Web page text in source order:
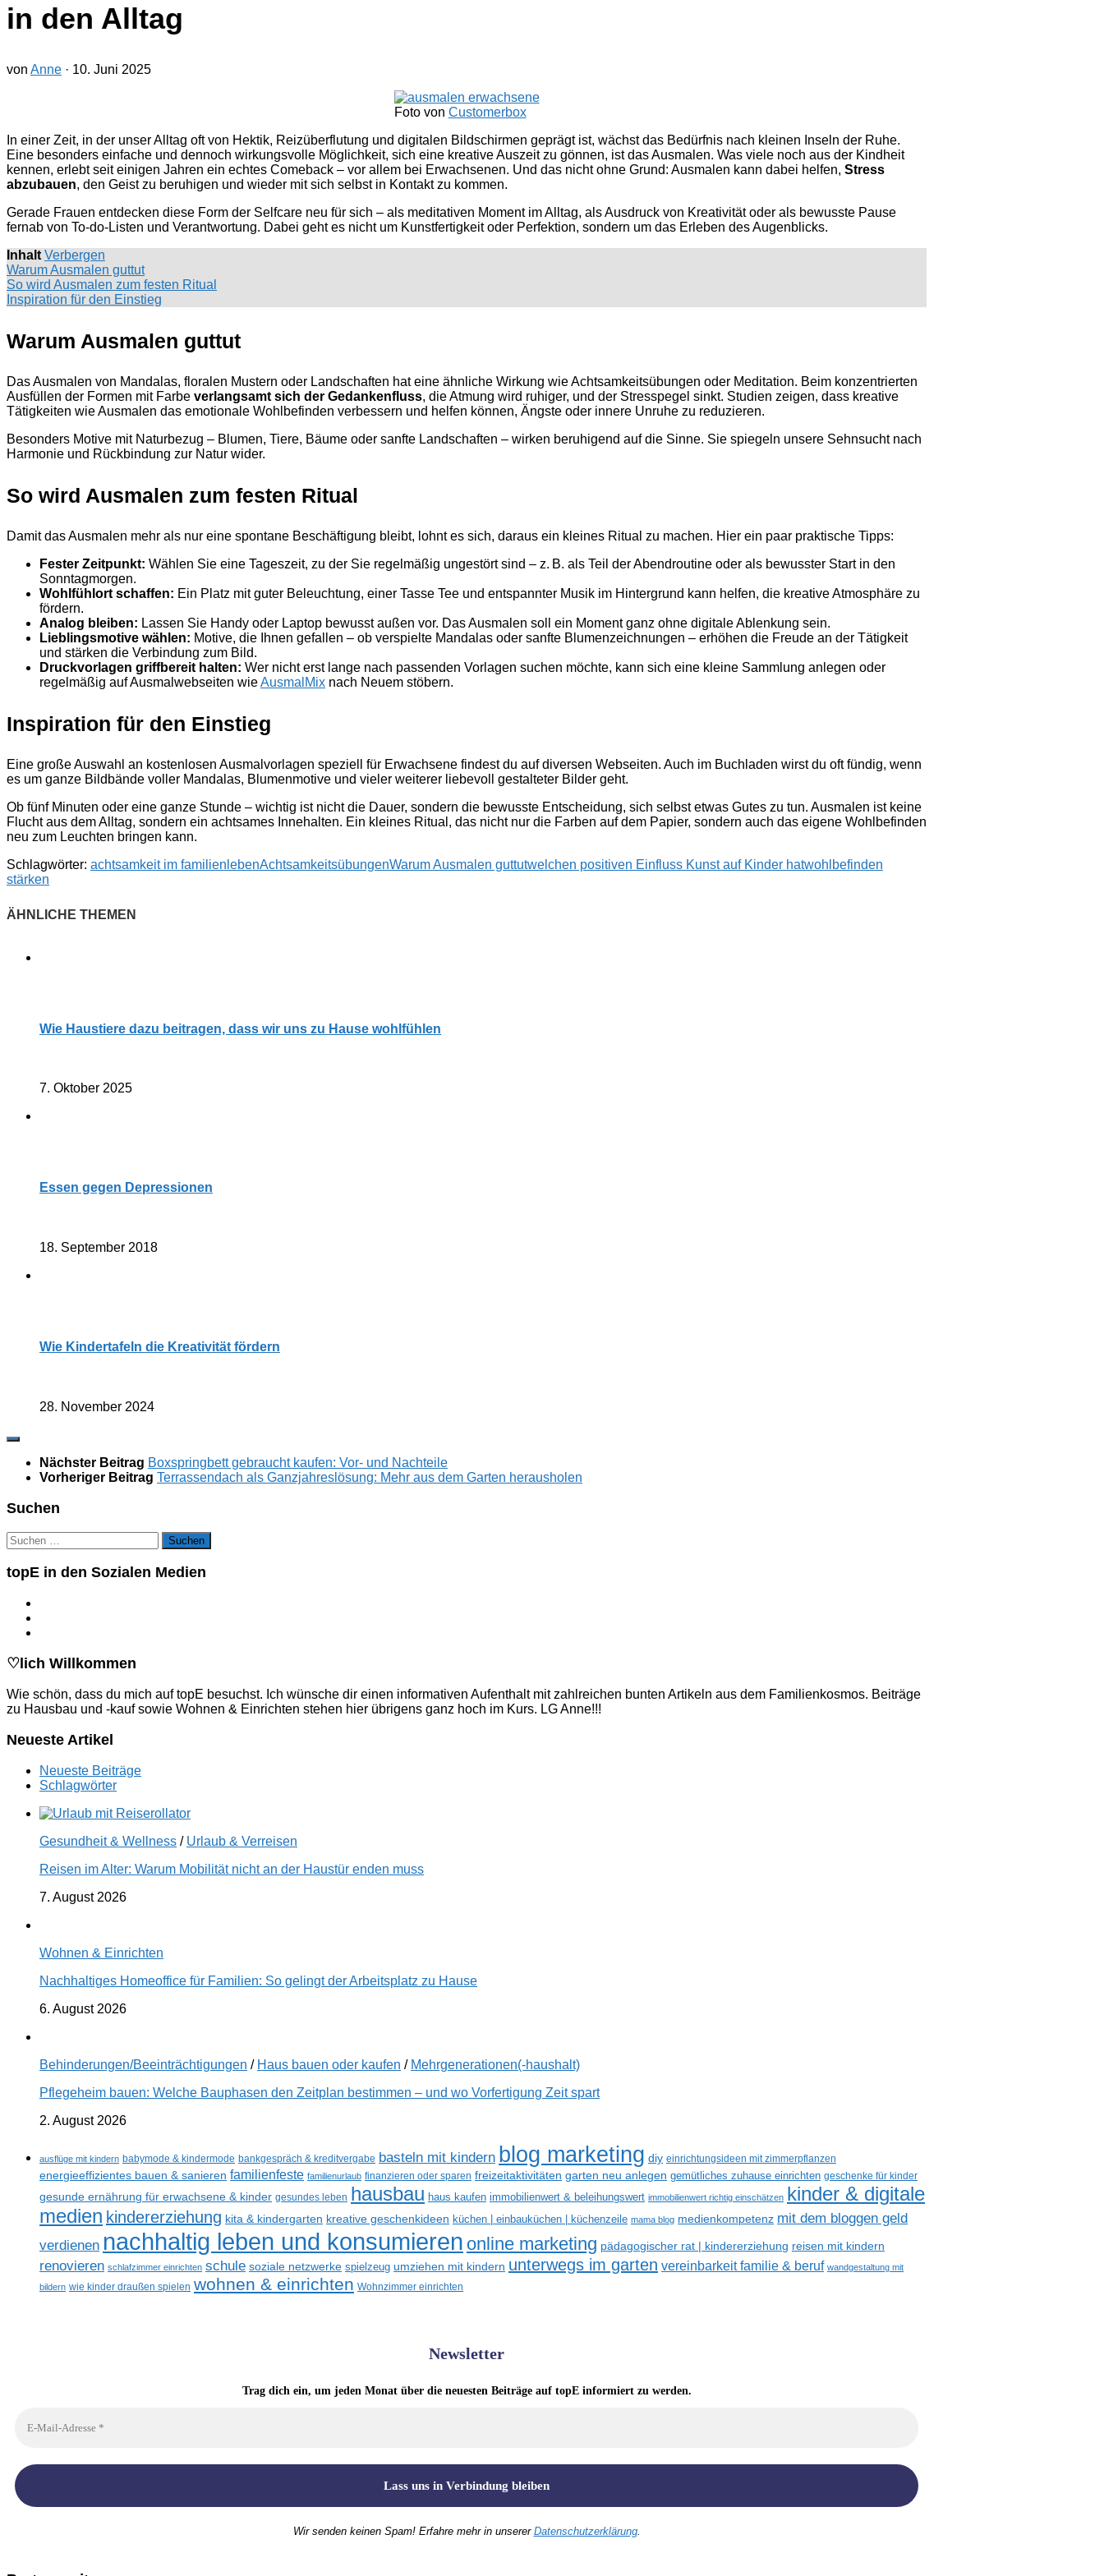
in den Alltag
von Anne · 10. Juni 2025
Foto von Customerbox
In einer Zeit, in der unser Alltag oft von Hektik, Reizüberflutung und digitalen Bildschirmen geprägt ist, wächst das Bedürfnis nach kleinen Inseln der Ruhe.
Eine besonders einfache und dennoch wirkungsvolle Möglichkeit, sich eine kreative Auszeit zu gönnen, ist das Ausmalen. Was viele noch aus der Kindheit
kennen, erlebt seit einigen Jahren ein echtes Comeback – vor allem bei Erwachsenen. Und das nicht ohne Grund: Ausmalen kann dabei helfen, Stress
abzubauen, den Geist zu beruhigen und wieder mit sich selbst in Kontakt zu kommen.
Gerade Frauen entdecken diese Form der Selfcare neu für sich – als meditativen Moment im Alltag, als Ausdruck von Kreativität oder als bewusste Pause
fernab von To-do-Listen und Verantwortung. Dabei geht es nicht um Kunstfertigkeit oder Perfektion, sondern um das Erleben des Augenblicks.
Inhalt Verbergen
Warum Ausmalen guttut
So wird Ausmalen zum festen Ritual
Inspiration für den Einstieg
Warum Ausmalen guttut
Das Ausmalen von Mandalas, floralen Mustern oder Landschaften hat eine ähnliche Wirkung wie Achtsamkeitsübungen oder Meditation. Beim konzentrierten
Ausfüllen der Formen mit Farbe verlangsamt sich der Gedankenfluss, die Atmung wird ruhiger, und der Stresspegel sinkt. Studien zeigen, dass kreative
Tätigkeiten wie Ausmalen das emotionale Wohlbefinden verbessern und helfen können, Ängste oder innere Unruhe zu reduzieren.
Besonders Motive mit Naturbezug – Blumen, Tiere, Bäume oder sanfte Landschaften – wirken beruhigend auf die Sinne. Sie spiegeln unsere Sehnsucht nach
Harmonie und Rückbindung zur Natur wider.
So wird Ausmalen zum festen Ritual
Damit das Ausmalen mehr als nur eine spontane Beschäftigung bleibt, lohnt es sich, daraus ein kleines Ritual zu machen. Hier ein paar praktische Tipps:
Fester Zeitpunkt: Wählen Sie eine Tageszeit, zu der Sie regelmäßig ungestört sind – z. B. als Teil der Abendroutine oder als bewusster Start in den
Sonntagmorgen.
Wohlfühlort schaffen: Ein Platz mit guter Beleuchtung, einer Tasse Tee und entspannter Musik im Hintergrund kann helfen, die kreative Atmosphäre zu
fördern.
Analog bleiben: Lassen Sie Handy oder Laptop bewusst außen vor. Das Ausmalen soll ein Moment ganz ohne digitale Ablenkung sein.
Lieblingsmotive wählen: Motive, die Ihnen gefallen – ob verspielte Mandalas oder sanfte Blumenzeichnungen – erhöhen die Freude an der Tätigkeit
und stärken die Verbindung zum Bild.
Druckvorlagen griffbereit halten: Wer nicht erst lange nach passenden Vorlagen suchen möchte, kann sich eine kleine Sammlung anlegen oder
regelmäßig auf Ausmalwebseiten wieAusmalMix nach Neuem stöbern.
Inspiration für den Einstieg
Eine große Auswahl an kostenlosen Ausmalvorlagen speziell für Erwachsene findest du auf diversen Webseiten. Auch im Buchladen wirst du oft fündig, wenn
es um ganze Bildbände voller Mandalas, Blumenmotive und vieler weiterer liebevoll gestalteter Bilder geht.
Ob fünf Minuten oder eine ganze Stunde – wichtig ist nicht die Dauer, sondern die bewusste Entscheidung, sich selbst etwas Gutes zu tun. Ausmalen ist keine
Flucht aus dem Alltag, sondern ein achtsames Innehalten. Ein kleines Ritual, das nicht nur die Farben auf dem Papier, sondern auch das eigene Wohlbefinden
neu zum Leuchten bringen kann.
Schlagwörter: achtsamkeit im familienlebenAchtsamkeitsübungenWarum Ausmalen guttutwelchen positiven Einfluss Kunst auf Kinder hatwohlbefinden
stärken
Wie Haustiere dazu beitragen, dass wir uns zu Hause wohlfühlen
7. Oktober 2025
Essen gegen Depressionen
18. September 2018
Wie Kindertafeln die Kreativität fördern
28. November 2024
Nächster Beitrag Boxspringbett gebraucht kaufen: Vor- und Nachteile
Vorheriger Beitrag Terrassendach als Ganzjahreslösung: Mehr aus dem Garten herausholen
Suchen
Suchen
nach:
topE in den Sozialen Medien
♡lich Willkommen
Wie schön, dass du mich auf topE besuchst. Ich wünsche dir einen informativen Aufenthalt mit zahlreichen bunten Artikeln aus dem Familienkosmos. Beiträge
zu Hausbau und -kauf sowie Wohnen & Einrichten stehen hier übrigens ganz hoch im Kurs. LG Anne!!!
Neueste Artikel
Neueste Beiträge
Schlagwörter
Gesundheit & Wellness / Urlaub & Verreisen
Reisen im Alter: Warum Mobilität nicht an der Haustür enden muss
7. August 2026
Wohnen & Einrichten
Nachhaltiges Homeoffice für Familien: So gelingt der Arbeitsplatz zu Hause
6. August 2026
Behinderungen/Beeinträchtigungen / Haus bauen oder kaufen / Mehrgenerationen(-haushalt)
Pflegeheim bauen: Welche Bauphasen den Zeitplan bestimmen – und wo Vorfertigung Zeit spart
2. August 2026
ausflüge mit kindern babymode & kindermode bankgespräch & kreditvergabe basteln mit kindern blog marketing diy einrichtungsideen mit zimmerpflanzen
energieeffizientes bauen & sanieren familienfeste familienurlaub finanzieren oder sparen freizeitaktivitäten garten neu anlegen gemütliches zuhause einrichten geschenke für kinder
gesunde ernährung für erwachsene & kinder gesundes leben hausbau haus kaufen immobilienwert & beleihungswert immobilienwert richtig einschätzen kinder & digitale
medien kindererziehung kita & kindergarten kreative geschenkideen küchen | einbauküchen | küchenzeile mama blog medienkompetenz mit dem bloggen geld
verdienen nachhaltig leben und konsumieren online marketing pädagogischer rat | kindererziehung reisen mit kindern
renovieren schlafzimmer einrichten schule soziale netzwerke spielzeug umziehen mit kindern unterwegs im garten vereinbarkeit familie & beruf wandgestaltung mit
bildern wie kinder draußen spielen wohnen & einrichten Wohnzimmer einrichten
Newsletter
Trag dich ein, um jeden Monat über die neuesten Beiträge auf topE informiert zu werden.
Wir senden keinen Spam! Erfahre mehr in unserer Datenschutzerklärung.